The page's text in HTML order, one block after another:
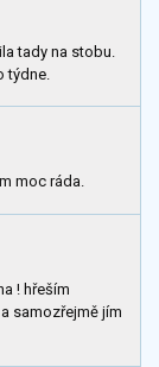
tady na stobu.
týdne.
moc ráda.
! hřeším
samozřejmě jím